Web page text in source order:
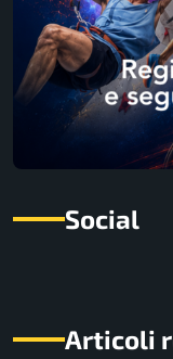
Social
Articoli